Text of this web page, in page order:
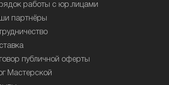
работы с юр.лицами
партнёры
публичной оферты
Мастерской